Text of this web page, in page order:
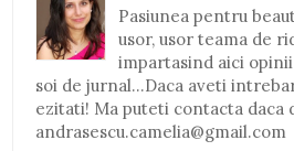
Pasiunea pentru
usor, usor teama de
impartasind aici
soi de jurnal...Daca aveti
ezitati! Ma puteti contacta daca
andrasescu.camelia@gmail.com